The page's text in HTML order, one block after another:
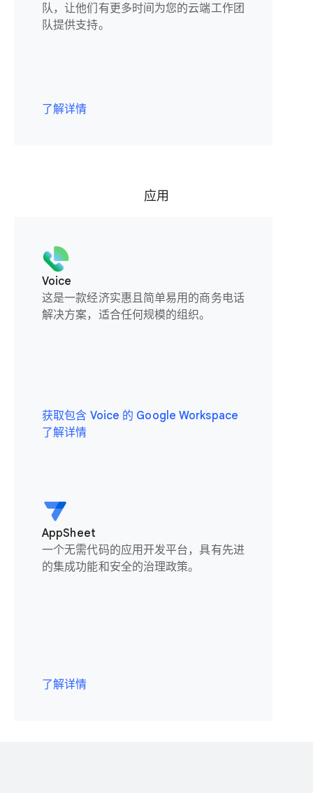
队，让他们有更多时间为您的云端工作团
队提供支持。
了解详情
应用
Voice
这是一款经济实惠且简单易用的商务电话
解决方案，适合任何规模的组织。
获取包含 Voice 的 Google Workspace
了解详情
AppSheet
一个无需代码的应用开发平台，具有先进
的集成功能和安全的治理政策。
了解详情